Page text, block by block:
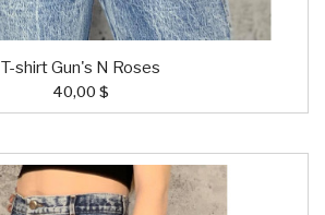
T-shirt Gun's N Roses
40,00 $